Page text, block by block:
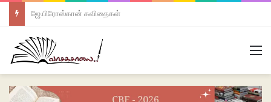
ஜே.பிரோஸ்கான் கவிதைகள்